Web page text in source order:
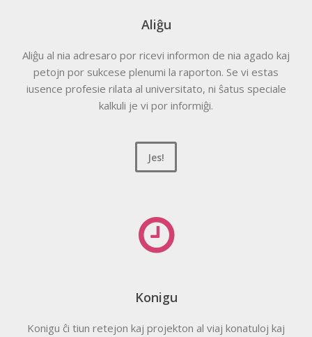
Aliĝu
Aliĝu al nia adresaro por ricevi informon de nia agado kaj
petojn por sukcese plenumi la raporton. Se vi estas
iusence profesie rilata al universitato, ni ŝatus speciale
kalkuli je vi por informiĝi.
Jes!
Konigu
Konigu ĉi tiun retejon kaj projekton al viaj konatuloj kaj